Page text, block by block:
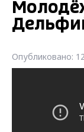
Опубликовано: